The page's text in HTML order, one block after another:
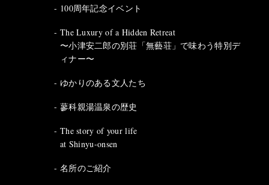
100周年記念イベント
The Luxury of a Hidden Retreat
〜小津安二郎の別荘「無藝荘」で味わう特別デ
ィナー〜
ゆかりのある文人たち
蓼科親湯温泉の歴史
The story of your life
at Shinyu-onsen
名所のご紹介